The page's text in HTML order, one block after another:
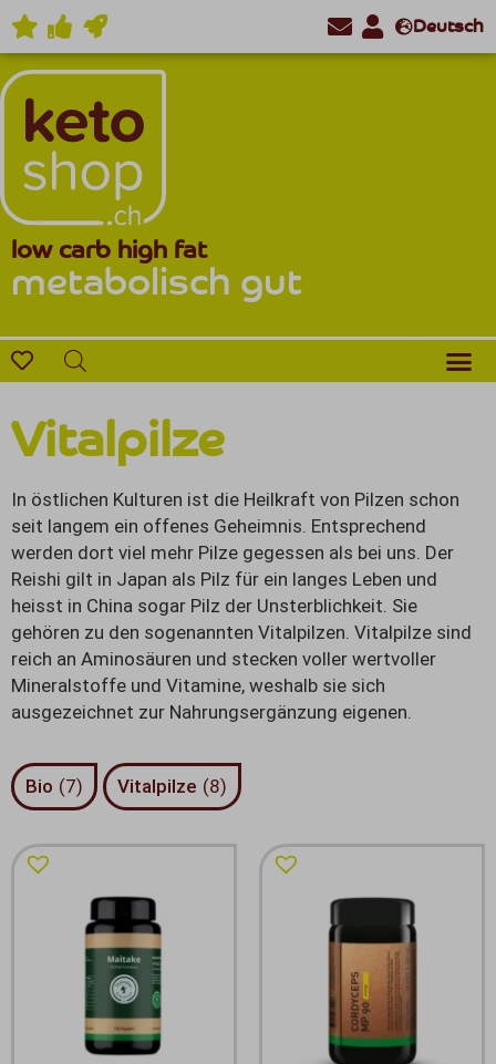
Deutsch
low carb high fat
metabolisch gut
Vitalpilze
In östlichen Kulturen ist die Heilkraft von Pilzen schon
seit langem ein offenes Geheimnis. Entsprechend
werden dort viel mehr Pilze gegessen als bei uns. Der
Reishi gilt in Japan als Pilz für ein langes Leben und
heisst in China sogar Pilz der Unsterblichkeit. Sie
gehören zu den sogenannten Vitalpilzen. Vitalpilze sind
reich an Aminosäuren und stecken voller wertvoller
Mineralstoffe und Vitamine, weshalb sie sich
ausgezeichnet zur Nahrungsergänzung eigenen.
Bio (7) Vitalpilze (8)